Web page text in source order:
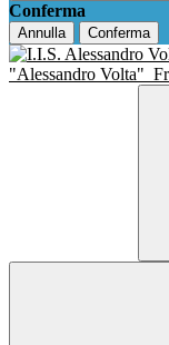
Conferma
Annulla Conferma
"Alessandro Volta"